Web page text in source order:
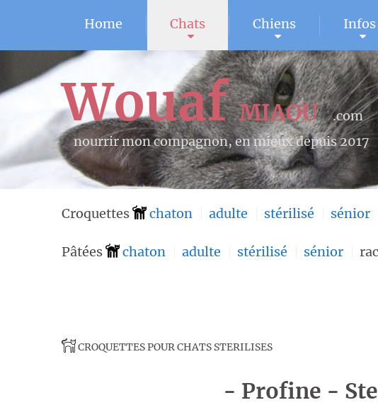
Home Chats Chiens Infos
WouafMIAOU
.com
nourrir mon compagnon, en mieux depuis 2017
Croquettes chaton adulte stérilisé sénior
Pâtées chaton adulte stérilisé sénior
CROQUETTES POUR CHATS STERILISES
- Profine -